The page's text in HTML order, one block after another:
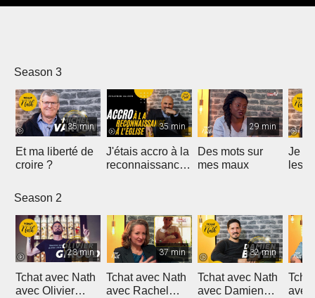
Season 3
35 min
Et ma liberté de
croire ?
35 min
J'étais accro à la
reconnaissance
29 min
Des mots sur
mes maux
Je
les
Season 2
23 min
Tchat avec Nath
avec Olivier
37 min
Tchat avec Nath
avec Rachel
32 min
Tchat avec Nath
avec Damien
avec